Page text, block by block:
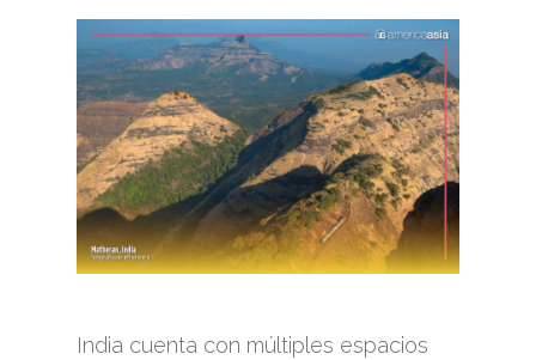
India cuenta con múltiples espacios